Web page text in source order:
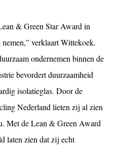
& Green Star Award in
verklaart Wittekoek.
ondernemen binnen de
bevordert duurzaamheid
isolatieglas. Door de
Nederland lieten zij al zien
Met de Lean & Green Award
laten zien dat zij echt